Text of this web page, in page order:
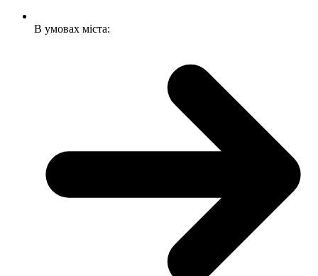
В умовах міста: